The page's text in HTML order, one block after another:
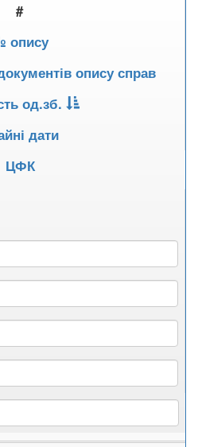
#
опису
опису справ
од.зб.
дати
ЦФК